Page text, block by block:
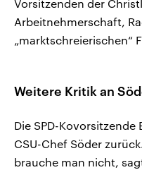
Vorsitzenden der
Arbeitnehmerschaft,
„marktschreierischen“
Weitere Kritik an
Die SPD-
CSU-Chef Söder
brauche man nicht,